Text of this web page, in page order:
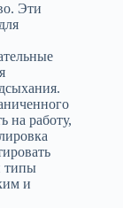
Эти
на работу,
типы
и